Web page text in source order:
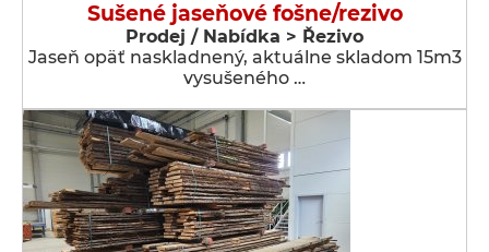
Sušené jaseňové fošne/rezivo
Prodej / Nabídka > Řezivo
Jaseň opäť naskladnený, aktuálne skladom 15m3
vysušeného …